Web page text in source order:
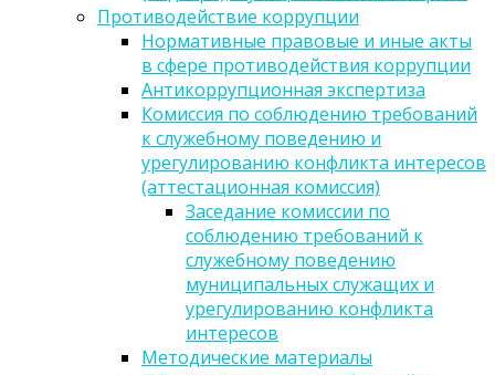
Противодействие коррупции
Нормативные правовые и иные акты
в сфере противодействия коррупции
Антикоррупционная экспертиза
Комиссия по соблюдению требований
к служебному поведению и
урегулированию конфликта интересов
(аттестационная комиссия)
Заседание комиссии по
соблюдению требований к
служебному поведению
муниципальных служащих и
урегулированию конфликта
интересов
Методические материалы